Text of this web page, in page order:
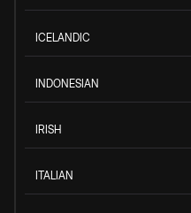
ICELANDIC
INDONESIAN
IRISH
ITALIAN